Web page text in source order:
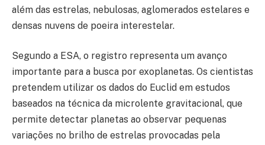
além das estrelas, nebulosas, aglomerados estelares e
densas nuvens de poeira interestelar.
Segundo a ESA, o registro representa um avanço
importante para a busca por exoplanetas. Os cientistas
pretendem utilizar os dados do Euclid em estudos
baseados na técnica da microlente gravitacional, que
permite detectar planetas ao observar pequenas
variações no brilho de estrelas provocadas pela